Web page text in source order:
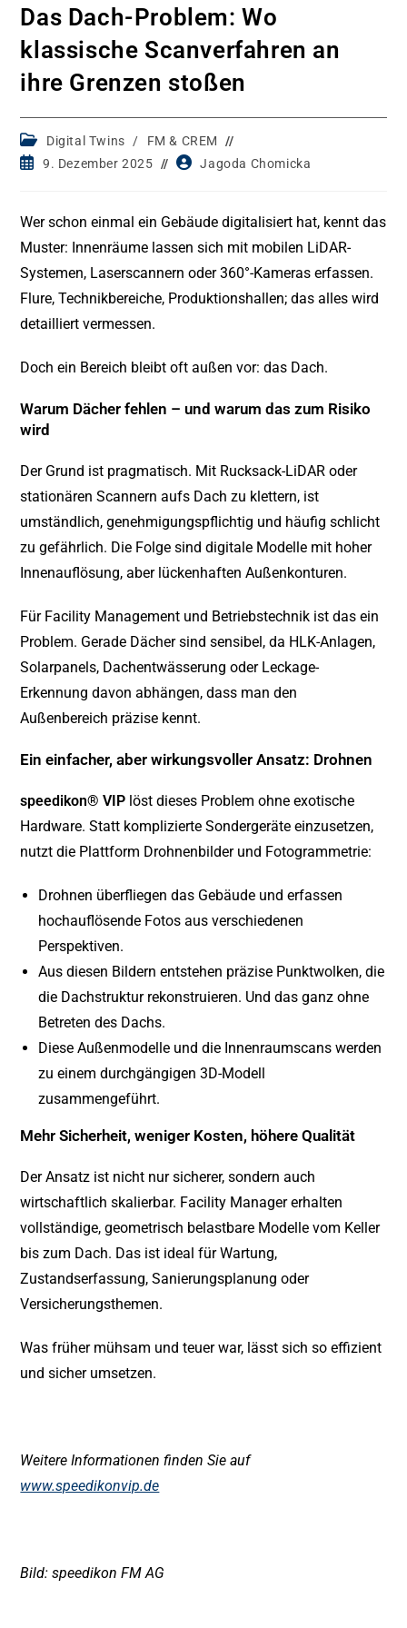
Das Dach-Problem: Wo
klassische Scanverfahren an
ihre Grenzen stoßen
Post
category:
Digital Twins /
FM & CREM
Post9. Dezember 2025
Post Jagoda Chomicka
Wer schon einmal ein Gebäude digitalisiert hat, kennt das
Muster: Innenräume lassen sich mit mobilen LiDAR-
Systemen, Laserscannern oder 360°-Kameras erfassen.
Flure, Technikbereiche, Produktionshallen; das alles wird
detailliert vermessen.
Doch ein Bereich bleibt oft außen vor: das Dach.
Warum Dächer fehlen – und warum das zum Risiko
wird
Der Grund ist pragmatisch. Mit Rucksack-LiDAR oder
stationären Scannern aufs Dach zu klettern, ist
umständlich, genehmigungspflichtig und häufig schlicht
zu gefährlich. Die Folge sind digitale Modelle mit hoher
Innenauflösung, aber lückenhaften Außenkonturen.
Für Facility Management und Betriebstechnik ist das ein
Problem. Gerade Dächer sind sensibel, da HLK-Anlagen,
Solarpanels, Dachentwässerung oder Leckage-
Erkennung davon abhängen, dass man den
Außenbereich präzise kennt.
Ein einfacher, aber wirkungsvoller Ansatz: Drohnen
speedikon® VIP löst dieses Problem ohne exotische
Hardware. Statt komplizierte Sondergeräte einzusetzen,
nutzt die Plattform Drohnenbilder und Fotogrammetrie:
Drohnen überfliegen das Gebäude und erfassen
hochauflösende Fotos aus verschiedenen
Perspektiven.
Aus diesen Bildern entstehen präzise Punktwolken, die
die Dachstruktur rekonstruieren. Und das ganz ohne
Betreten des Dachs.
Diese Außenmodelle und die Innenraumscans werden
zu einem durchgängigen 3D-Modell
zusammengeführt.
Mehr Sicherheit, weniger Kosten, höhere Qualität
Der Ansatz ist nicht nur sicherer, sondern auch
wirtschaftlich skalierbar. Facility Manager erhalten
vollständige, geometrisch belastbare Modelle vom Keller
bis zum Dach. Das ist ideal für Wartung,
Zustandserfassung, Sanierungsplanung oder
Versicherungsthemen.
Was früher mühsam und teuer war, lässt sich so effizient
und sicher umsetzen.
Weitere Informationen finden Sie auf
www.speedikonvip.de
Bild: speedikon FM AG